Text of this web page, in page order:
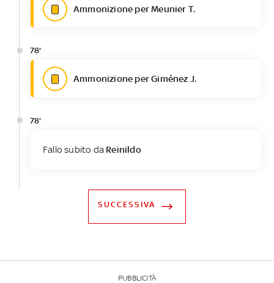
Ammonizione per Meunier T.
78'
Ammonizione per Giménez J.
78'
Fallo subito da Reinildo
SUCCESSIVA
PUBBLICITÀ